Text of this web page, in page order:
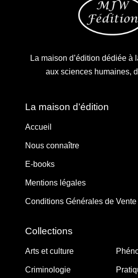
La maison d’édition dédiée à
aux sciences humaines,
La maison d’édition
Accueil
Nous connaître
E-books
Mentions légales
Conditions Générales de Vente
Collections
Arts et culture
Criminologie